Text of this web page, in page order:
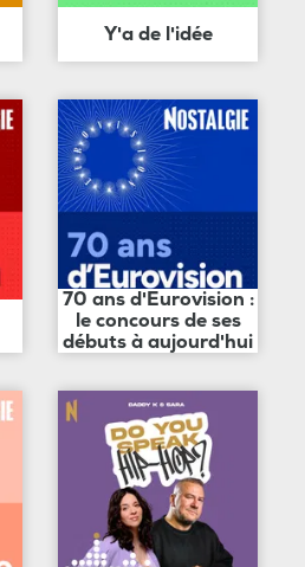
Y'a de l'idée
70 ans d'Eurovision :
le concours de ses
débuts à aujourd'hui